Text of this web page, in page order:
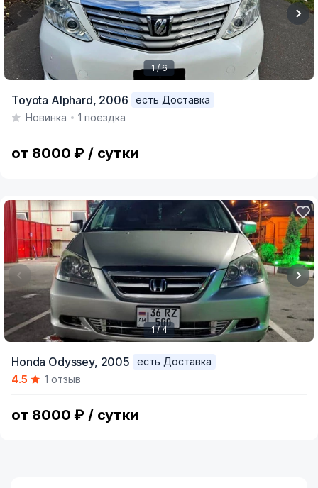
of
1 / 6
Toyota Alphard, 2006
есть Доставка
Новинка
1 поездка
от 8000 ₽ / сутки
of
1 / 4
Honda Odyssey, 2005
есть Доставка
4.5
1 отзыв
от 8000 ₽ / сутки